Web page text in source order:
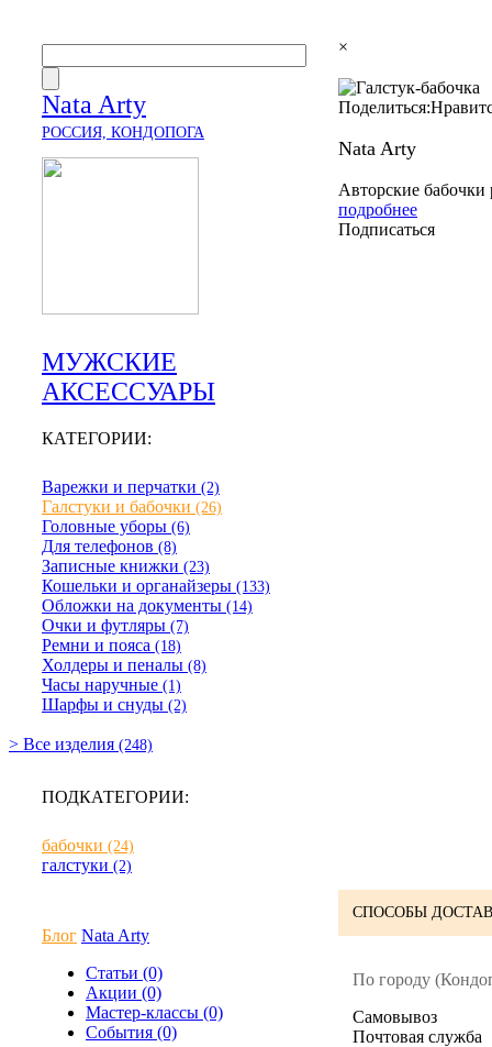
Nata Arty
РОССИЯ, КОНДОПОГА
МУЖСКИЕ
АКСЕССУАРЫ
КАТЕГОРИИ:
Варежки и перчатки (2)
Галстуки и бабочки (26)
Головные уборы (6)
Для телефонов (8)
Записные книжки (23)
Кошельки и органайзеры (133)
Обложки на документы (14)
Очки и футляры (7)
Ремни и пояса (18)
Холдеры и пеналы (8)
Часы наручные (1)
Шарфы и снуды (2)
> Все изделия (248)
ПОДКАТЕГОРИИ:
бабочки (24)
галстуки (2)
Блог Nata Arty
Статьи (0)
Акции (0)
Мастер-классы (0)
События (0)
×
Поделиться:
Nata Arty
Авторские
подробнее
Подписаться
СПОСОБЫ
По городу
Cамовывоз
Почтовая служба